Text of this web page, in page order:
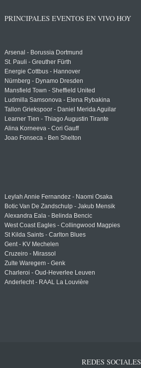
PRINCIPALES EVENTOS EN VIVO HOY
Arsenal - Borussia Dortmund
St. Pauli - Greuther Fürth
Energie Cottbus - Hannover
Nürnberg - Dynamo Dresden
Mansfield Town - Sheffield United
Ludmilla Samsonova - Elena Rybakina
Tallon Griekspoor - Daniel Merida Aguilar
Learner Tien - Thiago Augustin Tirante
Alina Korneeva - Cori Gauff
Joao Fonseca - Ben Shelton
Leylah Annie Fernandez - Naomi Osaka
Botic Van De Zandschulp - Jakub Mensik
Alexandra Eala - Belinda Bencic
West Coast Eagles - Collingwood Magpies
St Kilda Saints - Carlton Blues
Gent - KV Mechelen
Cruzeiro - Mirassol
Zulte Waregem - Genk
Charleroi - Oud-Heverlee Leuven
Anderlecht - RAAL La Louvière
REDES SOCIALES